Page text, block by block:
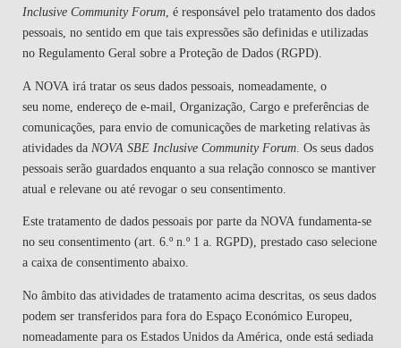
Inclusive Community Forum, é responsável pelo tratamento dos dados
pessoais, no sentido em que tais expressões são definidas e utilizadas
no Regulamento Geral sobre a Proteção de Dados (RGPD).
A NOVA irá tratar os seus dados pessoais, nomeadamente, o
seu nome, endereço de e-mail, Organização, Cargo e preferências de
comunicações, para envio de comunicações de marketing relativas às
atividades da NOVA SBE Inclusive Community Forum. Os seus dados
pessoais serão guardados enquanto a sua relação connosco se mantiver
atual e relevane ou até revogar o seu consentimento.
Este tratamento de dados pessoais por parte da NOVAfundamenta-se
no seu consentimento (art. 6.º n.º 1 a. RGPD), prestado caso selecione
a caixa de consentimento abaixo.
No âmbito das atividades de tratamento acima descritas, os seus dados
podem ser transferidos para fora do Espaço Económico Europeu,
nomeadamente para os Estados Unidos da América, onde está sediada